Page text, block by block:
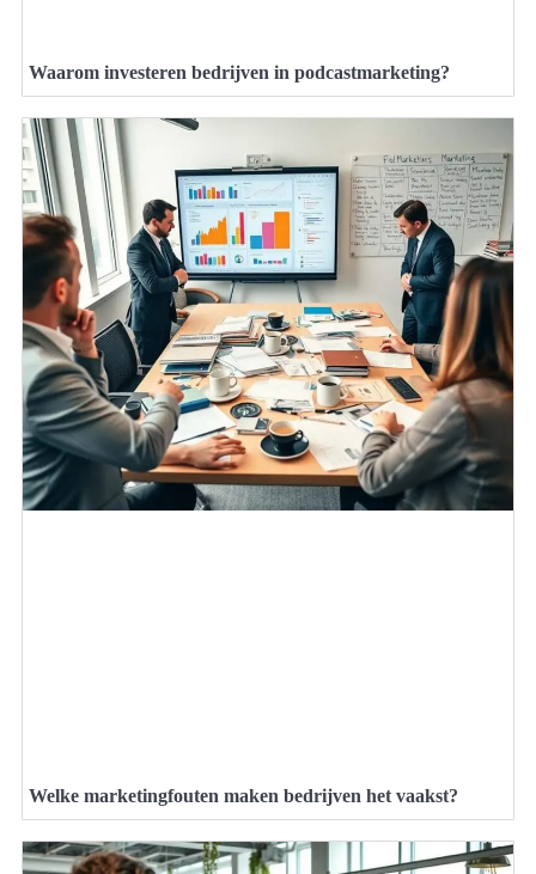
Waarom investeren bedrijven in podcastmarketing?
Welke marketingfouten maken bedrijven het vaakst?